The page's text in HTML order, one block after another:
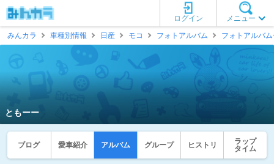
メニュー
ログイン
みんカラ
車種別情報 日産 モコ フォトアルバム フォトアルバ
ともーー
ブログ 愛車紹介 アルバム グループ ヒストリ
ラップ
タイム